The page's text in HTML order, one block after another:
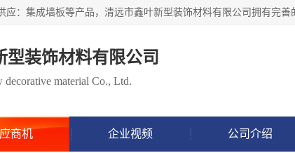
型装饰材料有限公司
material Co., Ltd.
商机 企业视频 公司介绍